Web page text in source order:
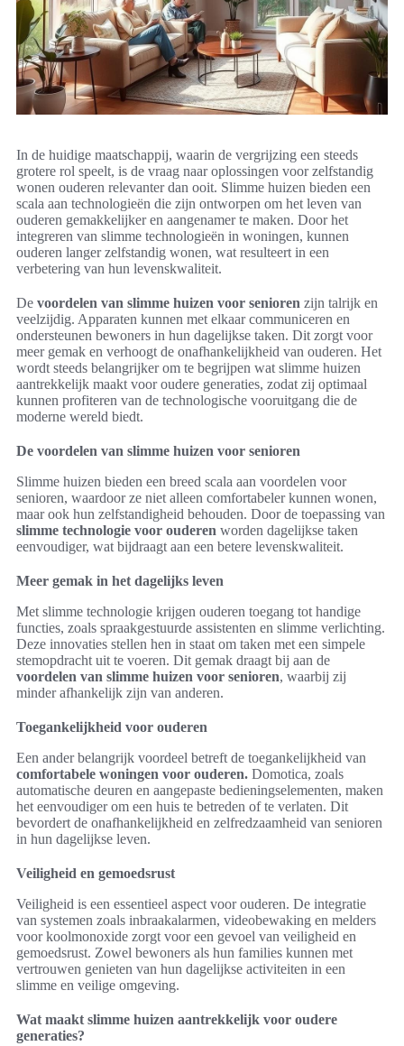
In de huidige maatschappij, waarin de vergrijzing een steeds
grotere rol speelt, is de vraag naar oplossingen voor zelfstandig
wonen ouderen relevanter dan ooit. Slimme huizen bieden een
scala aan technologieën die zijn ontworpen om het leven van
ouderen gemakkelijker en aangenamer te maken. Door het
integreren van slimme technologieën in woningen, kunnen
ouderen langer zelfstandig wonen, wat resulteert in een
verbetering van hun levenskwaliteit.
De voordelen van slimme huizen voor senioren zijn talrijk en
veelzijdig. Apparaten kunnen met elkaar communiceren en
ondersteunen bewoners in hun dagelijkse taken. Dit zorgt voor
meer gemak en verhoogt de onafhankelijkheid van ouderen. Het
wordt steeds belangrijker om te begrijpen wat slimme huizen
aantrekkelijk maakt voor oudere generaties, zodat zij optimaal
kunnen profiteren van de technologische vooruitgang die de
moderne wereld biedt.
De voordelen van slimme huizen voor senioren
Slimme huizen bieden een breed scala aan voordelen voor
senioren, waardoor ze niet alleen comfortabeler kunnen wonen,
maar ook hun zelfstandigheid behouden. Door de toepassing van
slimme technologie voor ouderen worden dagelijkse taken
eenvoudiger, wat bijdraagt aan een betere levenskwaliteit.
Meer gemak in het dagelijks leven
Met slimme technologie krijgen ouderen toegang tot handige
functies, zoals spraakgestuurde assistenten en slimme verlichting.
Deze innovaties stellen hen in staat om taken met een simpele
stemopdracht uit te voeren. Dit gemak draagt bij aan de
voordelen van slimme huizen voor senioren, waarbij zij
minder afhankelijk zijn van anderen.
Toegankelijkheid voor ouderen
Een ander belangrijk voordeel betreft de toegankelijkheid van
comfortabele woningen voor ouderen. Domotica, zoals
automatische deuren en aangepaste bedieningselementen, maken
het eenvoudiger om een huis te betreden of te verlaten. Dit
bevordert de onafhankelijkheid en zelfredzaamheid van senioren
in hun dagelijkse leven.
Veiligheid en gemoedsrust
Veiligheid is een essentieel aspect voor ouderen. De integratie
van systemen zoals inbraakalarmen, videobewaking en melders
voor koolmonoxide zorgt voor een gevoel van veiligheid en
gemoedsrust. Zowel bewoners als hun families kunnen met
vertrouwen genieten van hun dagelijkse activiteiten in een
slimme en veilige omgeving.
Wat maakt slimme huizen aantrekkelijk voor oudere
generaties?